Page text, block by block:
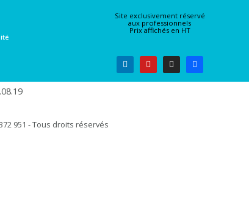
Site exclusivement réservé
aux professionnels
Prix affichés en HT
372 951 - Tous droits réservés​​